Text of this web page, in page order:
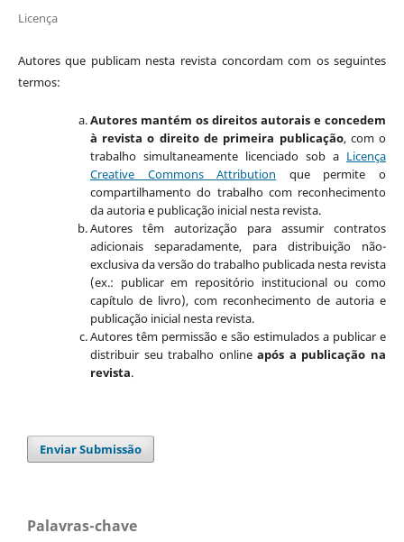
Licença
Autores que publicam nesta revista concordam com os seguintes
termos:
Autores mantém os direitos autorais e concedem
à revista o direito de primeira publicação, com o
trabalho simultaneamente licenciado sob a Licença
Creative Commons Attribution que permite o
compartilhamento do trabalho com reconhecimento
da autoria e publicação inicial nesta revista.
Autores têm autorização para assumir contratos
adicionais separadamente, para distribuição não-
exclusiva da versão do trabalho publicada nesta revista
(ex.: publicar em repositório institucional ou como
capítulo de livro), com reconhecimento de autoria e
publicação inicial nesta revista.
Autores têm permissão e são estimulados a publicar e
distribuir seu trabalho onlineapós a publicação na
revista.
Enviar Submissão
Palavras-chave